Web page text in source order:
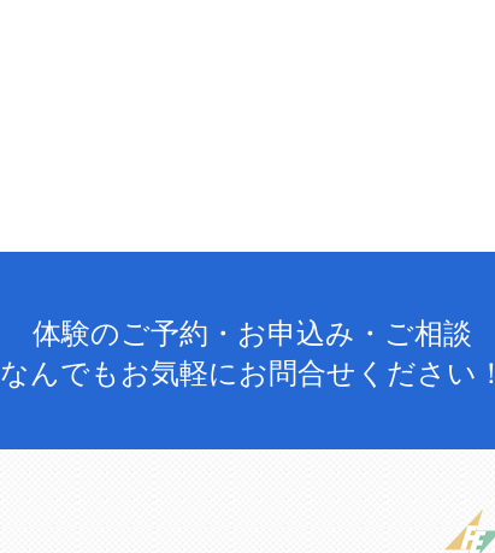
体験のご予約・お申込み・ご相談
なんでもお気軽にお問合せください！